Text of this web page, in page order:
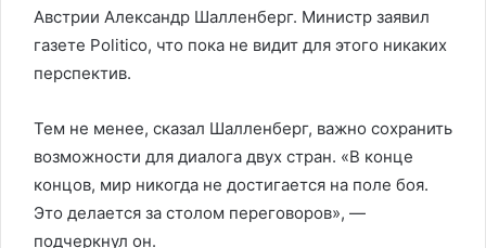
Австрии Александр Шалленберг. Министр заявил
газете Politico, что пока не видит для этого никаких
перспектив.
Тем не менее, сказал Шалленберг, важно сохранить
возможности для диалога двух стран. «В конце
концов, мир никогда не достигается на поле боя.
Это делается за столом переговоров», —
подчеркнул он.